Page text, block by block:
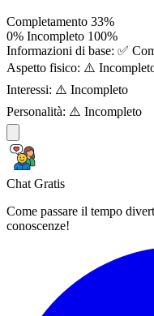
Completamento 33%
0% Incompleto 100%
Informazioni di base: ✅
Aspetto fisico: ⚠️
Interessi: ⚠️ Incompleto
Personalità: ⚠️ Incompleto
Chat Gratis
Come passare il tempo
conoscenze!